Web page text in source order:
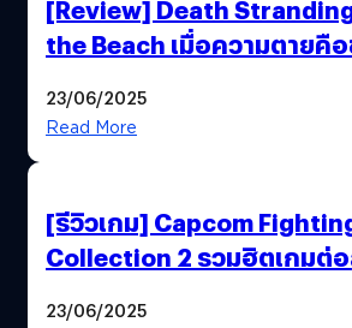
[Review] Death
the Beach เมื่อความตายคื
ของมนุษย์
23/06/2025
Read More
[รีวิวเกม] Capcom
Collection 2 รวมฮิตเกมต่อ
23/06/2025